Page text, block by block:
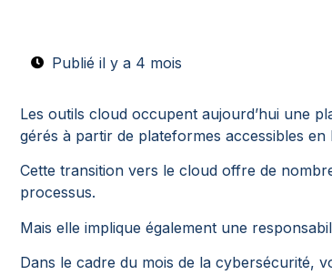
Publié il y a 4 mois
Les outils cloud occupent aujourd’hui une
gérés à partir de plateformes accessibles en
Cette transition vers le cloud offre de
processus.
Mais elle implique également une
Dans le cadre du mois de la cybersécurité,